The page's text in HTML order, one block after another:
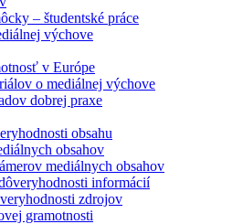
– študentské práce
výchove
v Európe
o mediálnej výchove
dobrej praxe
obsahu
obsahov
mediálnych obsahov
informácií
zdrojov
gramotnosti